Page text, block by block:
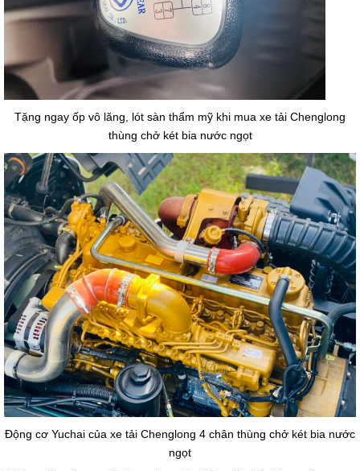
Tặng ngay ốp vô lăng, lót sàn thẩm mỹ khi mua xe tải Chenglong
thùng chở két bia nước ngọt
Động cơ Yuchai của xe tải Chenglong 4 chân thùng chở két bia nước
ngọt